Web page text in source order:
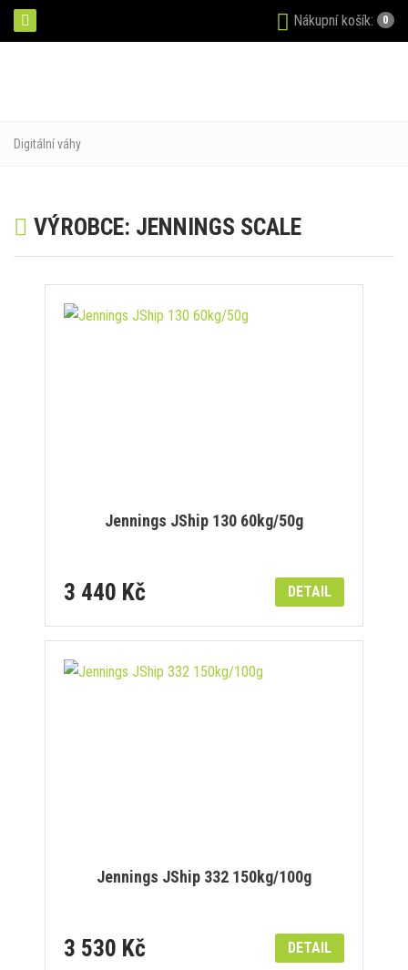
Nákupní košík: 0
Digitální váhy
VÝROBCE: JENNINGS SCALE
Jennings JShip 130 60kg/50g
3 440 Kč DETAIL
Jennings JShip 332 150kg/100g
3 530 Kč DETAIL